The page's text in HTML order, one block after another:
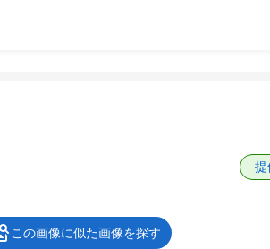
提
この画像に似た画像を探す